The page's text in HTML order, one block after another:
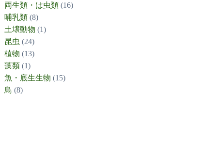
両生類・は虫類(16)
哺乳類(8)
土壌動物 (1)
昆虫 (24)
植物 (13)
藻類(1)
魚・底生生物 (15)
鳥 (8)